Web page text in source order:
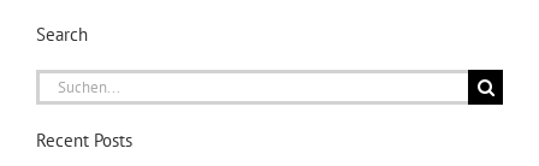
Search
Suche
nach:
Recent Posts